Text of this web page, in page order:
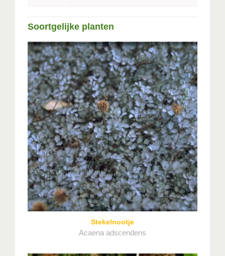
Soortgelijke planten
Stekelnootje
Acaena adscendens